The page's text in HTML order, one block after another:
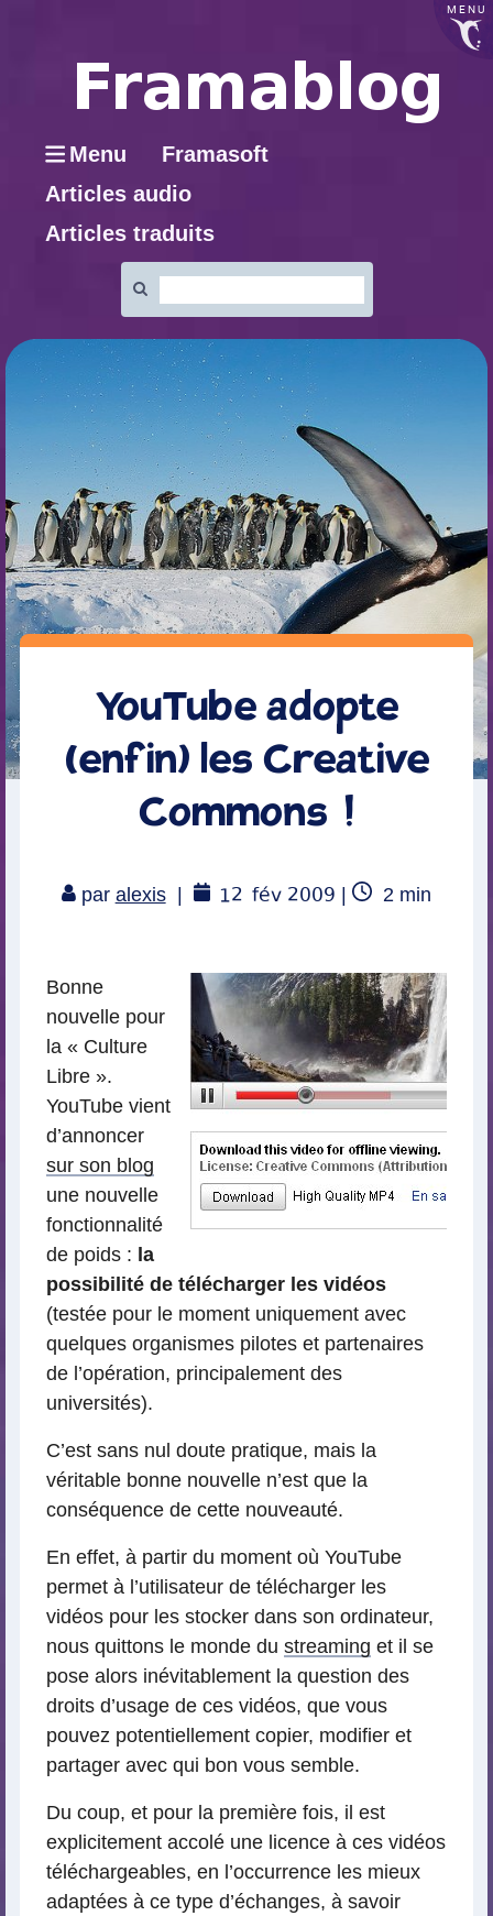
MENU
Menu
Framasoft
Articles audio
Articles traduits
:
YouTube adopte
(enfin) les Creative
Commons !
par alexis 12 fév 2009 |
Temps
2 min
Bonne
nouvelle pour
la « Culture
Libre ».
YouTube vient
d’annoncer
sur son blog
une nouvelle
fonctionnalité
de poids : la
possibilité de télécharger les vidéos
(testée pour le moment uniquement avec
quelques organismes pilotes et partenaires
de l’opération, principalement des
universités).
C’est sans nul doute pratique, mais la
véritable bonne nouvelle n’est que la
conséquence de cette nouveauté.
En effet, à partir du moment où YouTube
permet à l’utilisateur de télécharger les
vidéos pour les stocker dans son ordinateur,
nous quittons le monde du streaming et il se
pose alors inévitablement la question des
droits d’usage de ces vidéos, que vous
pouvez potentiellement copier, modifier et
partager avec qui bon vous semble.
Du coup, et pour la première fois, il est
explicitement accolé une licence à ces vidéos
téléchargeables, en l’occurrence les mieux
adaptées à ce type d’échanges, à savoir